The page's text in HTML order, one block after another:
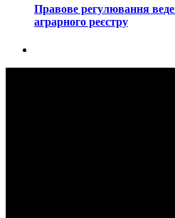
Правове регулювання
аграрного реєстру